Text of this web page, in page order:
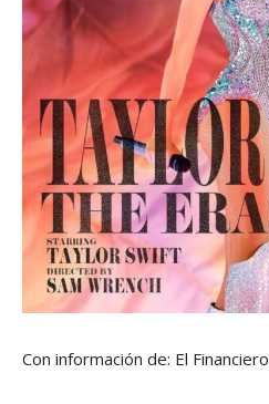
Con información de: El Financiero